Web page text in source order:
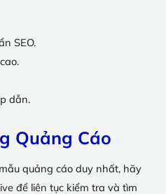
SEO.
dẫn.
Quảng Cáo
quảng cáo duy nhất, hãy
để liên tục kiểm tra và tìm